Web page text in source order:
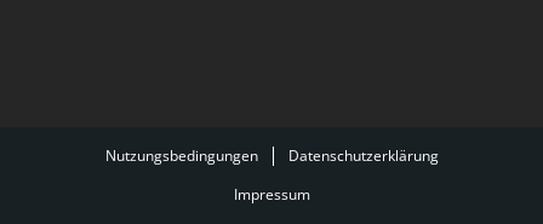
Nutzungsbedingungen
Datenschutzerklärung
Impressum